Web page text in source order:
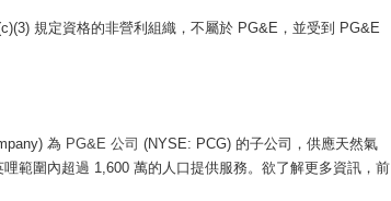
規定資格的非營利組織，不屬於 PG&E，並受到 PG&E
為 PG&E 公司 (NYSE: PCG) 的子公司，供應天然氣
範圍內超過 1,600 萬的人口提供服務。欲了解更多資訊，前